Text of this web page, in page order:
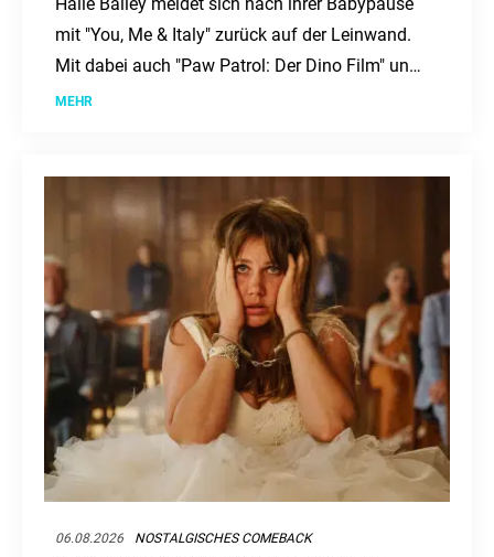
Halle Bailey meldet sich nach ihrer Babypause
mit "You, Me & Italy" zurück auf der Leinwand.
Mit dabei auch "Paw Patrol: Der Dino Film" und
"Nightborn". Ein Kinowochenende voller
MEHR
06.08.2026 NOSTALGISCHES COMEBACK